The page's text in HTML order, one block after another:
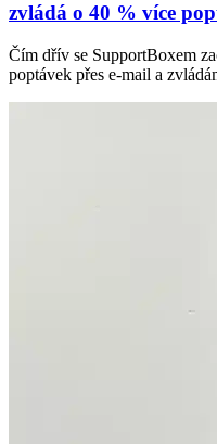
zvládá o 40 % více
Čím dřív se SupportBoxem
poptávek přes e-mail a